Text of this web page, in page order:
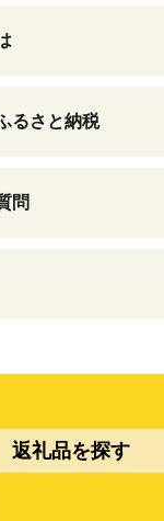
るさと納税
問
返礼品を探す